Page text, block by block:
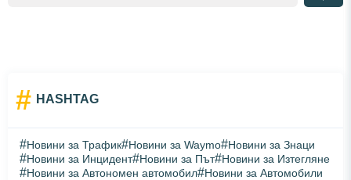
# HASHTAG
#Новини за Трафик#Новини за Waymo#Новини за Знаци
#Новини за Инцидент#Новини за Път#Новини за Изтегляне
#Новини за Автономен автомобил#Новини за Автомобили